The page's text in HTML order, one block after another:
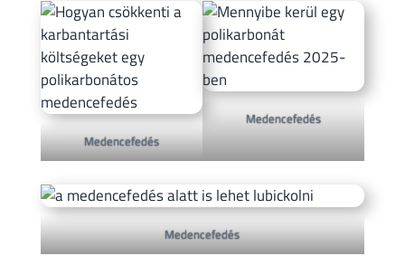
Medencefedés
Medencefedés
Medencefedés